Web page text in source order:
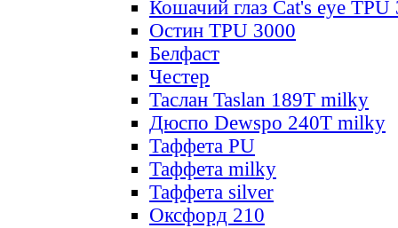
Кошачий глаз Cat's eye TPU
Остин TPU 3000
Белфаст
Честер
Таслан Taslan 189T milky
Дюспо Dewspo 240T milky
Таффета PU
Таффета milky
Таффета silver
Оксфорд 210